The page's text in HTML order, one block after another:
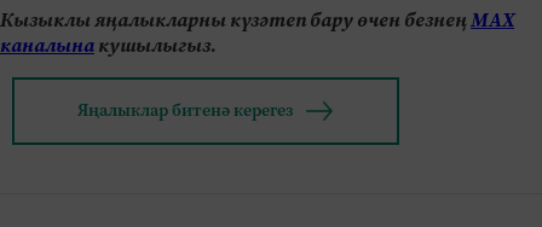
Кызыклы яңалыкларны күзәтеп бару өчен безнеңМАХ
каналынакушылыгыз.
Яңалыклар битенә керегез